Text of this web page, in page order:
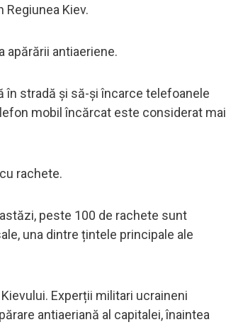
Kiev.
apărării antiaeriene.
în stradă și să-și încarce telefoanele
mobil încărcat este considerat mai
rachete.
peste 100 de rachete sunt
una dintre țintele principale ale
Experții militari ucraineni
antiaeriană al capitalei, înaintea